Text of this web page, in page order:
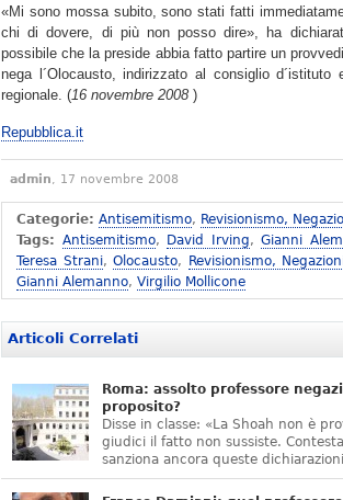
«Mi sono mossa subito, sono stati fatti
chi di dovere, di più non posso dire», ha
possibile che la preside abbia fatto partire un
nega l´Olocausto, indirizzato al consiglio
regionale. (16 novembre 2008 )
Repubblica.it
admin, 17 novembre 2008
Categorie: Antisemitismo, Revisionismo,
Tags: Antisemitismo, David Irving,Gianni
Teresa Strani, Olocausto, Revisionismo,
Gianni Alemanno, Virgilio Mollicone
Articoli Correlati
Roma: assolto professore
proposito?
Disse in classe: «La Shoah non è
giudici il fatto non sussiste.
sanziona ancora queste